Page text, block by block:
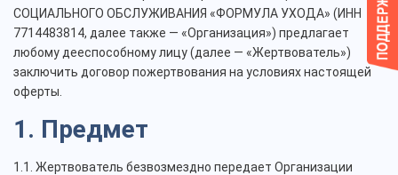
СОЦИАЛЬНОГО ОБСЛУЖИВАНИЯ «ФОРМУЛА УХОДА» (ИНН
7714483814, далее также — «Организация») предлагает
любому дееспособному лицу (далее — «Жертвователь»)
заключить договор пожертвования на условиях настоящей
оферты.
1. Предмет
1.1. Жертвователь безвозмездно передает Организации